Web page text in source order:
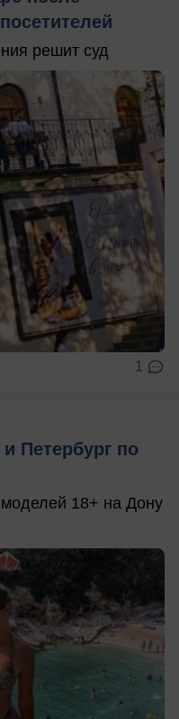
решит суд
1
Петербург по
18+ на Дону